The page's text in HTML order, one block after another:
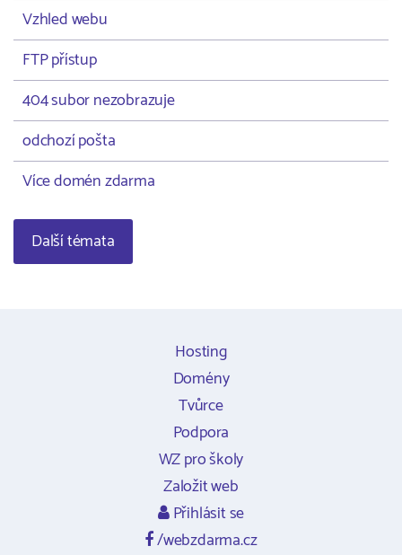
Vzhled webu
FTP přístup
404 subor nezobrazuje
odchozí pošta
Více domén zdarma
Další témata
Hosting
Domény
Tvůrce
Podpora
WZ pro školy
Založit web
Přihlásit se
/webzdarma.cz